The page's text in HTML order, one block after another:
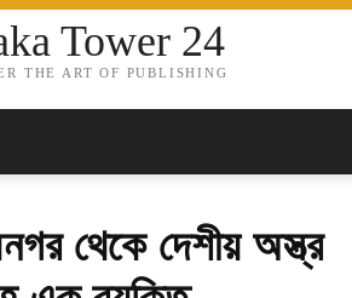
Tower 24
THE ART OF PUBLISHING
থেকে দেশীয় অস্ত্র